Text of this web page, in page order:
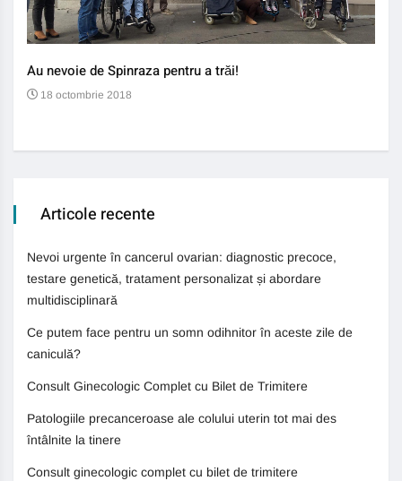
Au nevoie de Spinraza pentru a trăi!
18 octombrie 2018
Articole recente
Nevoi urgente în cancerul ovarian: diagnostic precoce,
testare genetică, tratament personalizat și abordare
multidisciplinară
Ce putem face pentru un somn odihnitor în aceste zile de
caniculă?
Consult Ginecologic Complet cu Bilet de Trimitere
Patologiile precanceroase ale colului uterin tot mai des
întâlnite la tinere
Consult ginecologic complet cu bilet de trimitere